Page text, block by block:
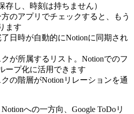
存し、時刻は持ちません）
方のアプリでチェックすると、もう
ます
日時が自動的にNotionに同期され
クが所属するリスト。Notionでのフ
ープ化に活用できます
の階層がNotionリレーションを通
への一方向、Google ToDoリ